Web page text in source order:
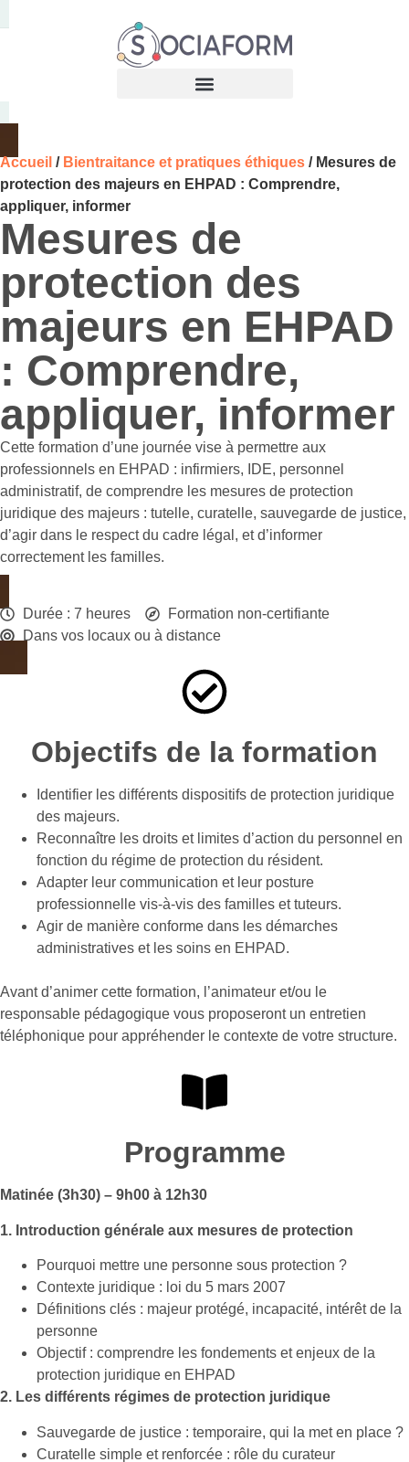
Accueil / Bientraitance et pratiques éthiques / Mesures de
protection des majeurs en EHPAD : Comprendre,
appliquer, informer
Mesures de
protection des
majeurs en EHPAD
: Comprendre,
appliquer, informer
Cette formation d’une journée vise à permettre aux
professionnels en EHPAD : infirmiers, IDE, personnel
administratif, de comprendre les mesures de protection
juridique des majeurs : tutelle, curatelle, sauvegarde de justice,
d’agir dans le respect du cadre légal, et d’informer
correctement les familles.
Durée : 7 heures
Formation non-certifiante
Dans vos locaux ou à distance
Objectifs de la formation
Identifier les différents dispositifs de protection juridique
des majeurs.
Reconnaître les droits et limites d’action du personnel en
fonction du régime de protection du résident.
Adapter leur communication et leur posture
professionnelle vis-à-vis des familles et tuteurs.
Agir de manière conforme dans les démarches
administratives et les soins en EHPAD.
Avant d’animer cette formation, l’animateur et/ou le
responsable pédagogique vous proposeront un entretien
téléphonique pour appréhender le contexte de votre structure.
Programme
Matinée (3h30) – 9h00 à 12h30
1. Introduction générale aux mesures de protection
Pourquoi mettre une personne sous protection ?
Contexte juridique : loi du 5 mars 2007
Définitions clés : majeur protégé, incapacité, intérêt de la
personne
Objectif : comprendre les fondements et enjeux de la
protection juridique en EHPAD
2. Les différents régimes de protection juridique
Sauvegarde de justice : temporaire, qui la met en place ?
Curatelle simple et renforcée : rôle du curateur